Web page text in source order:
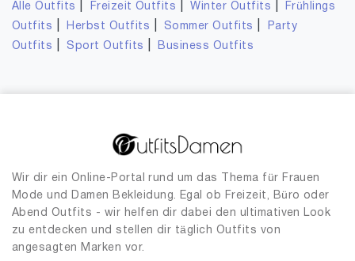
Alle Outfits Freizeit Outfits |Winter Outfits
Frühlings
Outfits
Herbst Outfits Sommer Outfits
Party
Outfits
Sport Outfits Business Outfits
Wir dir ein Online-Portal rund um das Thema für Frauen
Mode und Damen Bekleidung. Egal ob Freizeit, Büro oder
Abend Outfits - wir helfen dir dabei den ultimativen Look
zu entdecken und stellen dir täglich Outfits von
angesagten Marken vor.